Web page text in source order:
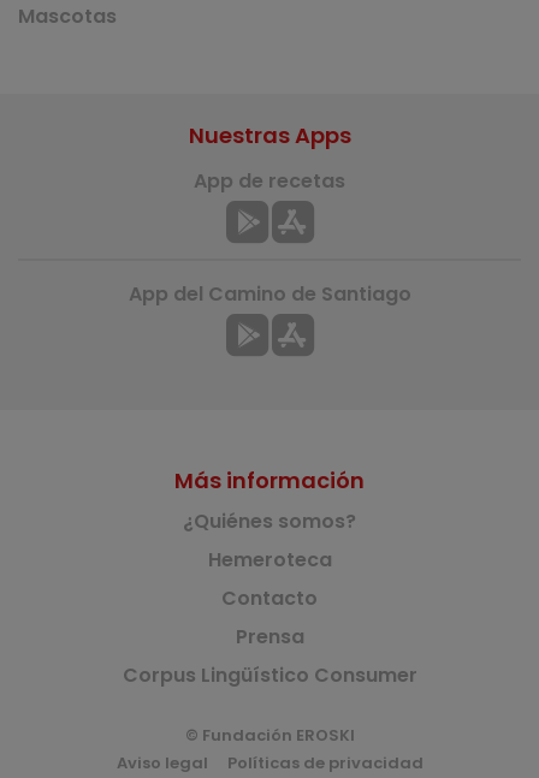
Mascotas
Más información
¿Quiénes somos?
Hemeroteca
Contacto
Prensa
Corpus Lingüístico Consumer
Nuestras Apps
App de recetas
App del Camino de Santiago
© Fundación EROSKI
Aviso legal
Políticas de privacidad